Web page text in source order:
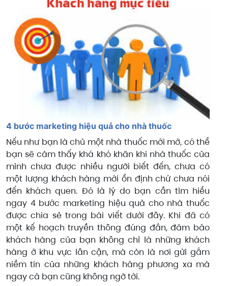
4 bước marketing hiệu quả cho nhà thuốc
Nếu như bạn là chủ một nhà thuốc mới mở, có thể
bạn sẽ cảm thấy khá khó khăn khi nhà thuốc của
mình chưa được nhiều người biết đến, chưa có
một lượng khách hàng mới ổn định chứ chưa nói
đến khách quen. Đó là lý do bạn cần tìm hiểu
ngay 4 bước marketing hiệu quả cho nhà thuốc
được chia sẻ trong bài viết dưới đây. Khi đã có
một kế hoạch truyền thông đúng đắn, đảm bảo
khách hàng của bạn không chỉ là những khách
hàng ở khu vực lân cận, mà còn là nơi gửi gắm
niềm tin của những khách hàng phương xa mà
ngay cả bạn cũng không ngờ tới.